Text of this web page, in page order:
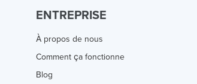
ENTREPRISE
À propos de nous
Comment ça fonctionne
Blog